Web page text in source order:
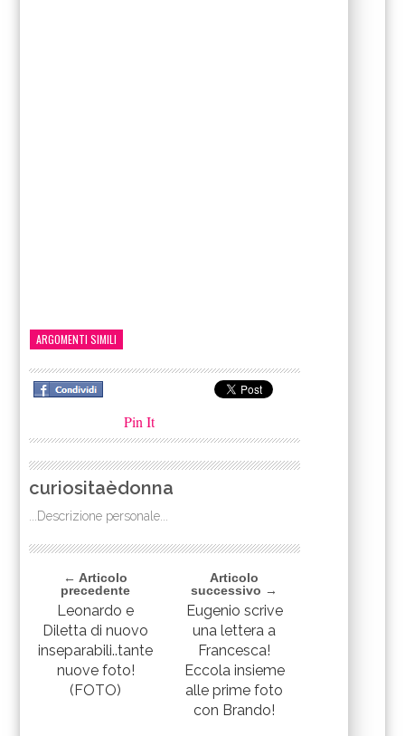
ARGOMENTI SIMILI
Pin It
curiositaèdonna
...Descrizione personale...
← Articolo
precedente
Leonardo e
Diletta di nuovo
inseparabili..tante
nuove foto!
(FOTO)
Articolo
successivo →
Eugenio scrive
una lettera a
Francesca!
Eccola insieme
alle prime foto
con Brando!